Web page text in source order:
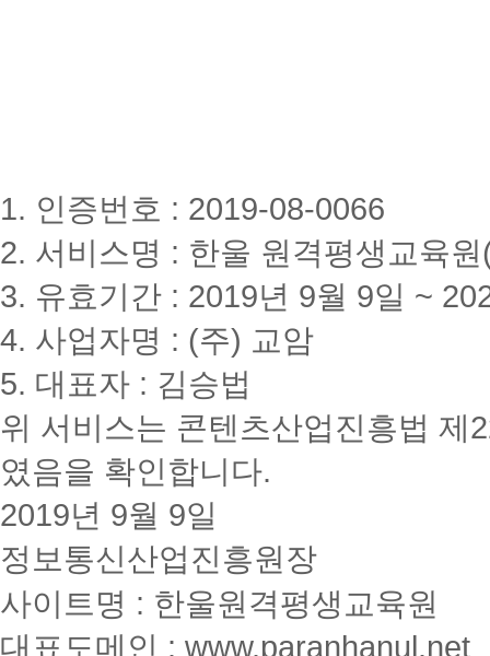
1. 인증번호 : 2019-08-0066
2. 서비스명 : 한울 원격평생교육
3. 유효기간 : 2019년 9월 9일 ~
4. 사업자명 : (주) 교암
5. 대표자 : 김승법
위 서비스는 콘텐츠산업진흥법 제
였음을 확인합니다.
2019년 9월 9일
정보통신산업진흥원장
사이트명 : 한울원격평생교육원
대표도메인 : www.paranhanul.net